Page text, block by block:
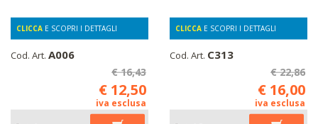
CLICCA E SCOPRI I DETTAGLI
Cod. Art. A006
€ 16,43
€ 12,50
iva esclusa
CLICCA E SCOPRI I DETTAGLI
Cod. Art. C313
€ 22,86
€ 16,00
iva esclusa